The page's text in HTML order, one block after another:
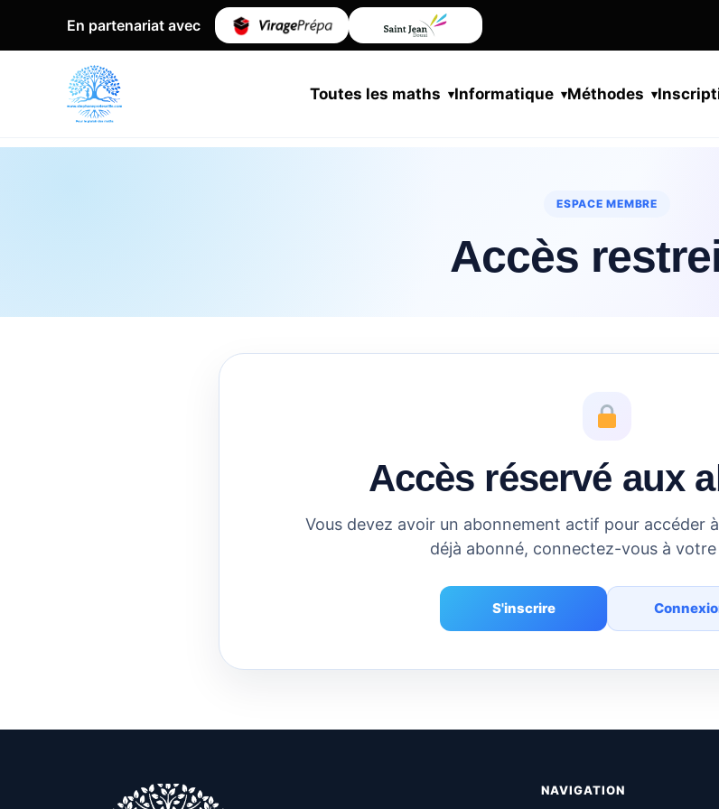
En partenariat avec
Toutes les maths Informatique Méthodes
ESPACE MEMBRE
Accès
Accès réservé aux
Vous devez avoir un abonnement actif pour accéder
déjà abonné, connectez-vous à
S'inscrire
NAVIGATION